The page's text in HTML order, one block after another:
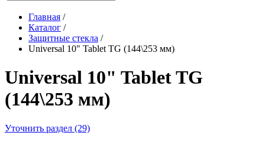
Главная /
Каталог /
Защитные стекла /
Universal 10" Tablet TG (144\253 мм)
Universal 10" Tablet TG
(144\253 мм)
Уточнить раздел (29)